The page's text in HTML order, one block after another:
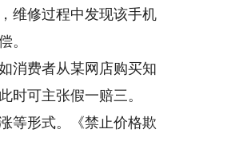
维修过程中发现该手机
。
消费者从某网店购买知
时可主张假一赔三。
等形式。《禁止价格欺